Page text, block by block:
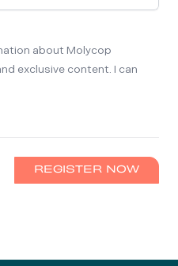
about Molycop
exclusive content. I can
REGISTER NOW